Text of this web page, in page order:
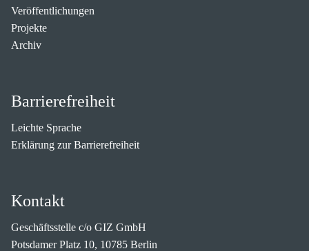
Veröffentlichungen
Projekte
Archiv
Barrierefreiheit
Leichte Sprache
Erklärung zur Barrierefreiheit
Kontakt
Geschäftsstelle c/o GIZ GmbH
Potsdamer Platz 10, 10785 Berlin